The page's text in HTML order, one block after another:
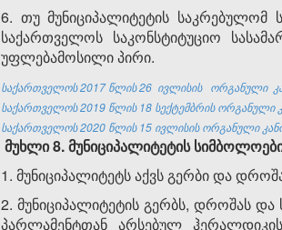
6. თუ მუნიციპალიტეტის
საქართველოს საკონსტიტუციო
უფლებამოსილი პირი.
საქართველოს 2017 წლის 26 ივლისის ორგანული
საქართველოს 2019 წლის 18 სექტემბრის ორგანული
საქართველოს 2020 წლის 15 ივლისის ორგანული
მუხლი 8.მუნიციპალიტეტის
1. მუნიციპალიტეტს აქვს გერბი და
2. მუნიციპალიტეტის გერბს, დროშას
პარლამენტთან არსებულ